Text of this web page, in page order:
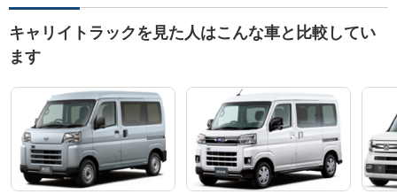
キャリイトラックを見た人はこんな車と比較してい
ます